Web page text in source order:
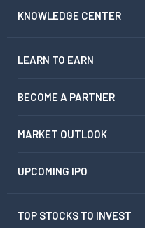
KNOWLEDGE CENTER
LEARN TO EARN
BECOME A PARTNER
MARKET OUTLOOK
UPCOMING IPO
TOP STOCKS TO INVEST